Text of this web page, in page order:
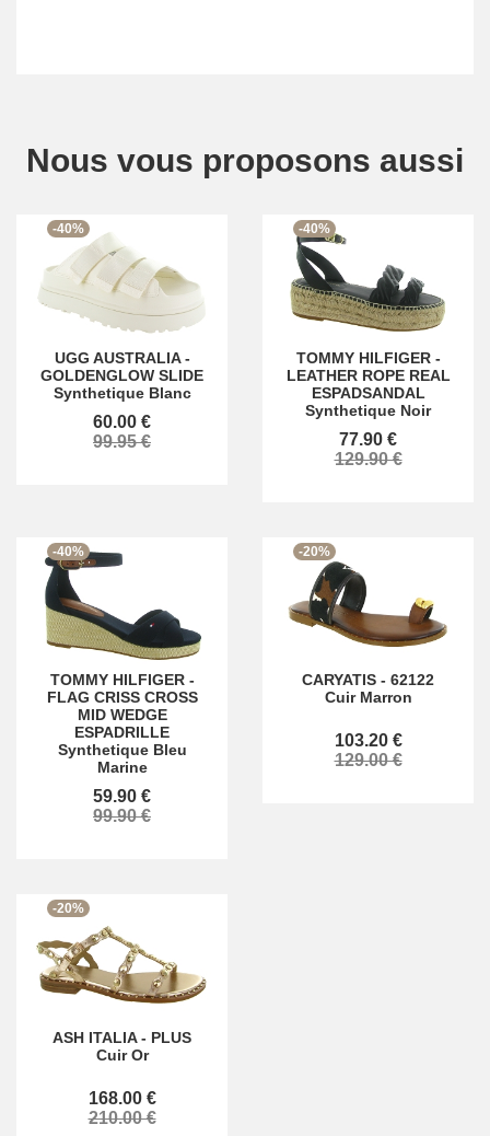
Nous vous proposons aussi
-40%
UGG AUSTRALIA-
GOLDENGLOW SLIDE
Synthetique Blanc
60.00 €
99.95 €
-40%
TOMMY HILFIGER-
LEATHER ROPE REAL
ESPADSANDAL
Synthetique Noir
77.90 €
129.90 €
-40%
TOMMY HILFIGER-
FLAG CRISS CROSS
MID WEDGE
ESPADRILLE
Synthetique Bleu
Marine
59.90 €
99.90 €
-20%
CARYATIS - 62122
Cuir Marron
103.20 €
129.00 €
-20%
ASH ITALIA- PLUS
Cuir Or
168.00 €
210.00 €